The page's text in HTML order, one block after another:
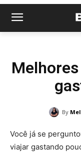
By
Você já se
viajar gastando